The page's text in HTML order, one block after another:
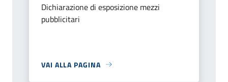
Dichiarazione di esposizione mezzi
pubblicitari
VAI ALLA PAGINA